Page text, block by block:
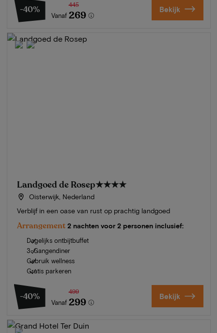
-40%
Vanaf
445
269 Bekijk
Landgoed de Rosep★★★★
Oisterwijk, Nederland
Verblijf in een oase van rust op prachtig landgoed
Arrangement 2 nachten voor 2 personen inclusief:
Dagelijks ontbijtbuffet
3-Gangendiner
Gebruik wellness
Gratis parkeren
-40%
Vanaf
499
299 Bekijk